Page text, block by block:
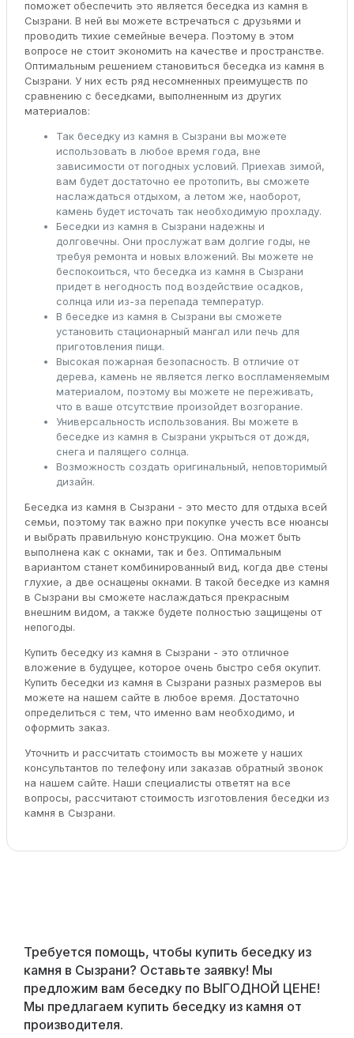
поможет обеспечить это является беседка из камня в
Сызрани. В ней вы можете встречаться с друзьями и
проводить тихие семейные вечера. Поэтому в этом
вопросе не стоит экономить на качестве и пространстве.
Оптимальным решением становиться беседка из камня в
Сызрани. У них есть ряд несомненных преимуществ по
сравнению с беседками, выполненным из других
материалов:
Так беседку из камня в Сызрани вы можете
использовать в любое время года, вне
зависимости от погодных условий. Приехав зимой,
вам будет достаточно ее протопить, вы сможете
наслаждаться отдыхом, а летом же, наоборот,
камень будет источать так необходимую прохладу.
Беседки из камня в Сызрани надежны и
долговечны. Они прослужат вам долгие годы, не
требуя ремонта и новых вложений. Вы можете не
беспокоиться, что беседка из камня в Сызрани
придет в негодность под воздействие осадков,
солнца или из-за перепада температур.
В беседке из камня в Сызрани вы сможете
установить стационарный мангал или печь для
приготовления пищи.
Высокая пожарная безопасность. В отличие от
дерева, камень не является легко воспламеняемым
материалом, поэтому вы можете не переживать,
что в ваше отсутствие произойдет возгорание.
Универсальность использования. Вы можете в
беседке из камня в Сызрани укрыться от дождя,
снега и палящего солнца.
Возможность создать оригинальный, неповторимый
дизайн.
Беседка из камня в Сызрани - это место для отдыха всей
семьи, поэтому так важно при покупке учесть все нюансы
и выбрать правильную конструкцию. Она может быть
выполнена как с окнами, так и без. Оптимальным
вариантом станет комбинированный вид, когда две стены
глухие, а две оснащены окнами. В такой беседке из камня
в Сызрани вы сможете наслаждаться прекрасным
внешним видом, а также будете полностью защищены от
непогоды.
Купить беседку из камня в Сызрани - это отличное
вложение в будущее, которое очень быстро себя окупит.
Купить беседки из камня в Сызрани разных размеров вы
можете на нашем сайте в любое время. Достаточно
определиться с тем, что именно вам необходимо, и
оформить заказ.
Уточнить и рассчитать стоимость вы можете у наших
консультантов по телефону или заказав обратный звонок
на нашем сайте. Наши специалисты ответят на все
вопросы, рассчитают стоимость изготовления беседки из
камня в Сызрани.
Требуется помощь, чтобы купить беседку из
камня в Сызрани? Оставьте заявку! Мы
предложим вам беседку по ВЫГОДНОЙ ЦЕНЕ!
Мы предлагаем купить беседку из камня от
производителя.